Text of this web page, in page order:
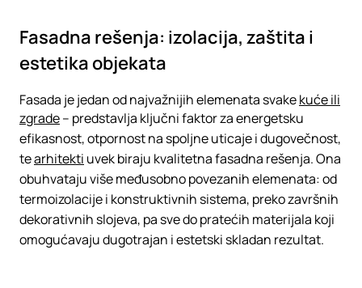
Fasadna rešenja: izolacija, zaštita i
estetika objekata
Fasada je jedan od najvažnijih elemenata svakekuće ili
zgrade– predstavlja ključni faktor za energetsku
efikasnost, otpornost na spoljne uticaje i dugovečnost,
tearhitekti uvek biraju kvalitetna fasadna rešenja. Ona
obuhvataju više međusobno povezanih elemenata: od
termoizolacije i konstruktivnih sistema, preko završnih
dekorativnih slojeva, pa sve do pratećih materijala koji
omogućavaju dugotrajan i estetski skladan rezultat.